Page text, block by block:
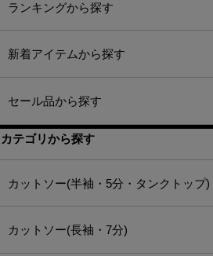
ランキングから探す
新着アイテムから探す
セール品から探す
カテゴリから探す
カットソー(半袖・5分・タンクトップ)
カットソー(長袖・7分)